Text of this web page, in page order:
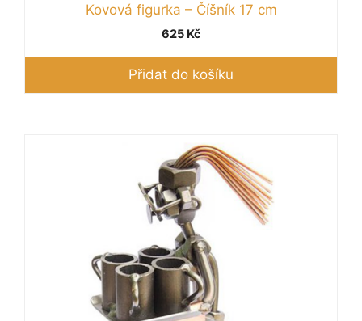
Kovová figurka – Číšník 17 cm
625 Kč
Přidat do košíku